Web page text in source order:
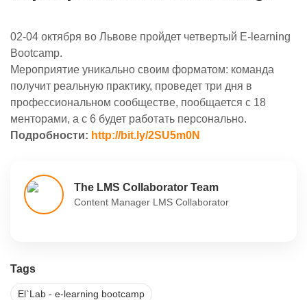
02-04 октября во Львове пройдет четвертый E-learning
Bootcamp.
Мероприятие уникально своим форматом: команда
получит реальную практику, проведет три дня в
профессиональном сообществе, пообщается с 18
менторами, а с 6 будет работать персонально.
Подробности: http://bit.ly/2SU5m0N
The LMS Collaborator Team
Content Manager LMS Collaborator
Tags
El`Lab - e-learning bootcamp